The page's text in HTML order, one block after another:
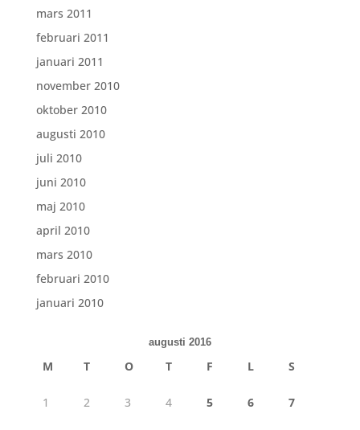
mars 2011
februari 2011
januari 2011
november 2010
oktober 2010
augusti 2010
juli 2010
juni 2010
maj 2010
april 2010
mars 2010
februari 2010
januari 2010
augusti 2016
M T O T F L S
1 2 3 4 5 6 7